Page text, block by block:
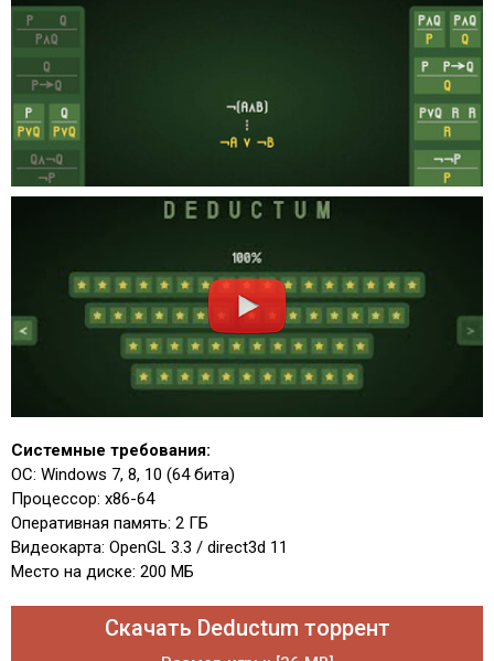
Системные требования:
ОС: Windows 7, 8, 10 (64 бита)
Процессор: x86-64
Оперативная память: 2 ГБ
Видеокарта: OpenGL 3.3 / direct3d 11
Место на диске: 200 МБ
Скачать Deductum торрент